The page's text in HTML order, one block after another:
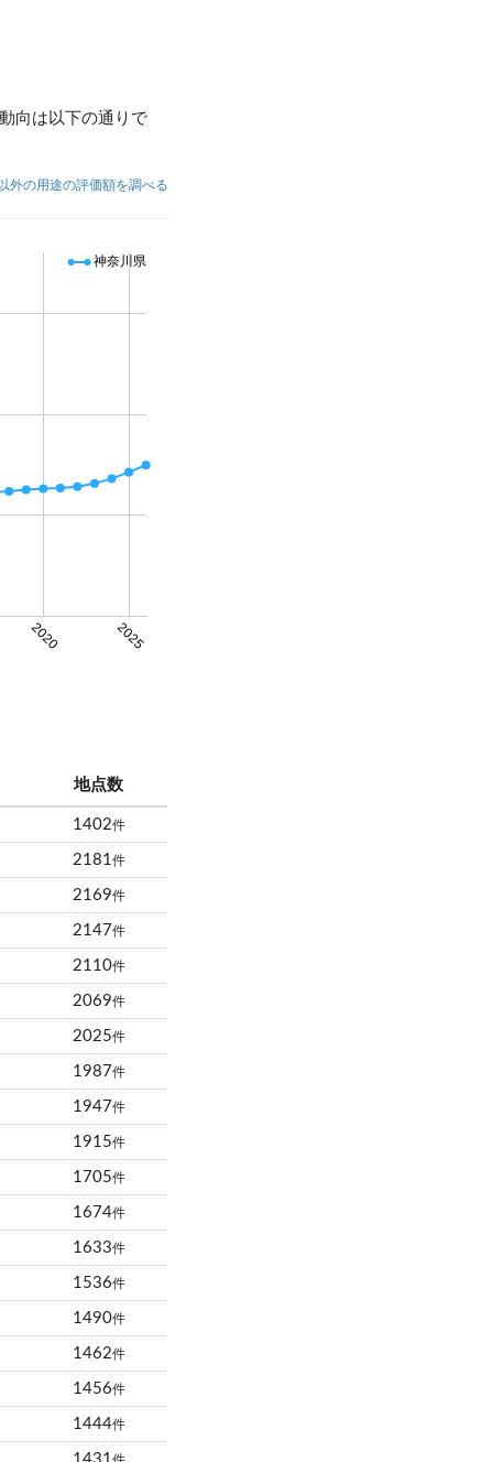
向は以下の通りで
外の用途の評価額を調べる
2020 2025
神奈川県
地点数
1402件
2181 件
2169件
2147件
2110件
2069件
2025件
1987件
1947件
1915件
1705件
1674件
1633件
1536件
1490件
1462件
1456件
1444件